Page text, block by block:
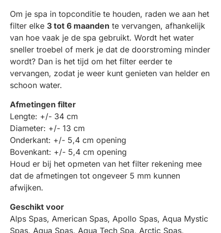
Om je spa in topconditie te houden, raden we aan het
filter elke 3 tot 6 maanden te vervangen, afhankelijk
van hoe vaak je de spa gebruikt. Wordt het water
sneller troebel of merk je dat de doorstroming minder
wordt? Dan is het tijd om het filter eerder te
vervangen, zodat je weer kunt genieten van helder en
schoon water.
Afmetingen filter
Lengte: +/- 34 cm
Diameter: +/- 13 cm
Onderkant: +/- 5,4 cm opening
Bovenkant: +/- 5,4 cm opening
Houd er bij het opmeten van het filter rekening mee
dat de afmetingen tot ongeveer 5 mm kunnen
afwijken.
Geschikt voor
Alps Spas, American Spas, Apollo Spas, Aqua Mystic
Spas, Aqua Spas, Aqua Tech Spa, Arctic Spas,